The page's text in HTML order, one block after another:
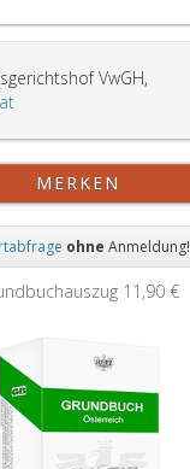
VwGH,
MERKEN
ohne Anmeldung!
11,90 €